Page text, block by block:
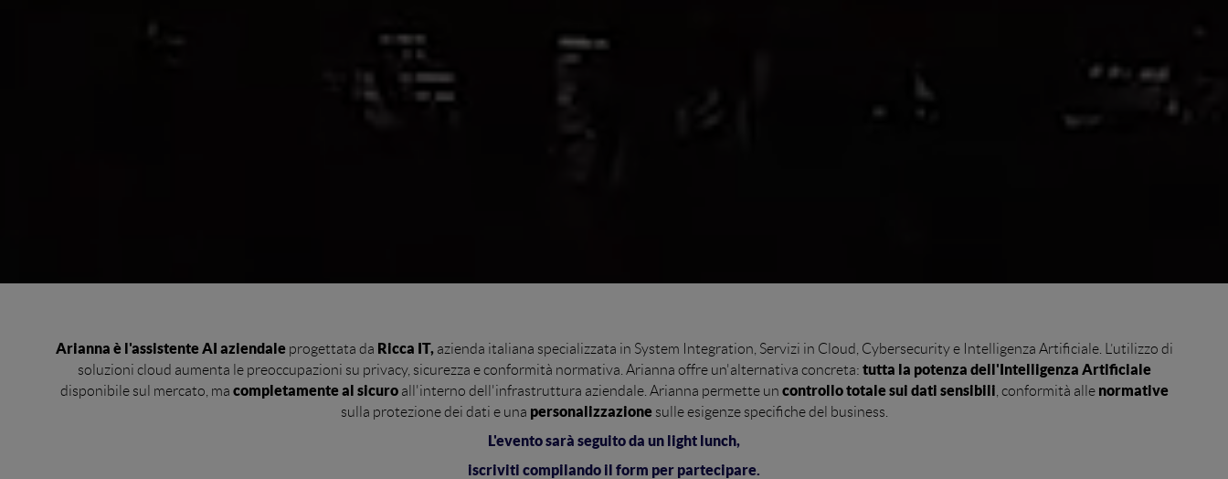
Arianna è l'assistente AI aziendaleprogettata da Ricca IT,azienda italiana specializzata in System Integration, Servizi in Cloud, Cybersecurity e Intelligenza Artificiale. L’utilizzo di
soluzioni cloud aumenta le preoccupazioni su privacy, sicurezza e conformità normativa. Arianna offre un'alternativa concreta: tutta la potenza dell'Intelligenza Artificiale
disponibile sul mercato, ma completamente al sicuroall'interno dell'infrastruttura aziendale. Arianna permette un controllo totale sui dati sensibili , conformità alle normative
sulla protezione dei dati e una personalizzazione sulle esigenze specifiche del business.
L'evento sarà seguito da un light lunch,
iscriviti compilando il form per partecipare.